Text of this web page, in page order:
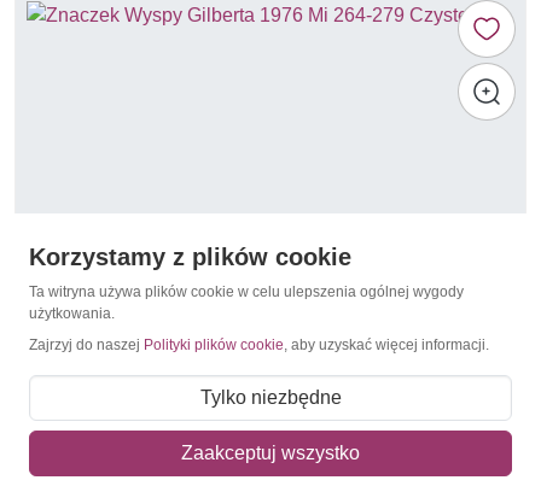
Wyspy Gilberta 1976 Mi 264-279 Czyste **
54,00 zł
Korzystamy z plików cookie
Ta witryna używa plików cookie w celu ulepszenia ogólnej wygody
użytkowania.
Zajrzyj do naszej Polityki plików cookie, aby uzyskać więcej informacji.
Tylko niezbędne
Zaakceptuj wszystko